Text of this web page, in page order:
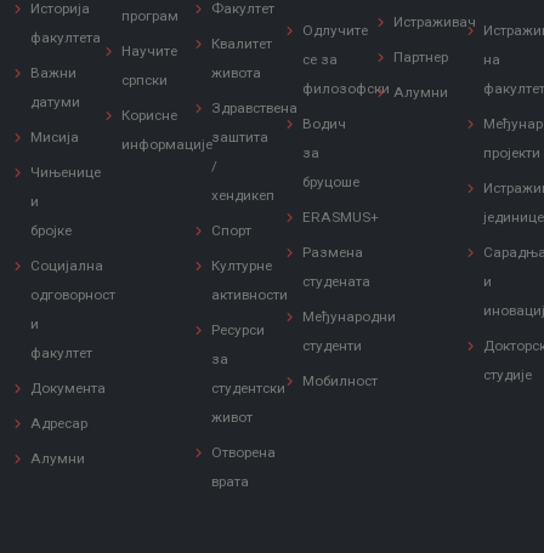
Историја
факултета
Важни
датуми
Мисија
Чињенице
и
бројке
Социјална
одговорност
и
факултет
Документа
Адресар
Алумни
програм
Научите
српски
Корисне
информације
Факултет
Квалитет
живота
Здравствена
заштита
/
хендикеп
Спорт
Културне
активности
Ресурси
за
студентски
живот
Отворена
врата
Одлучите
се за
филозофски
Водич
за
бруцоше
ERASMUS+
Размена
студената
Међународни
студенти
Мобилност
Истраживач
Партнер
Алумни
на
пројекти
јединице
и
студије